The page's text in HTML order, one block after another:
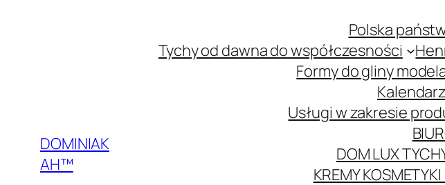
DOMINIAK
AH™
Polska
Tychy od dawna do współczesności
Formy do gliny
Usługi w zakresie
DOM LUX
KREMY